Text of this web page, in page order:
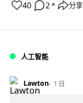
40 2 ↗ 分享
人工智能
Lawton 1 日